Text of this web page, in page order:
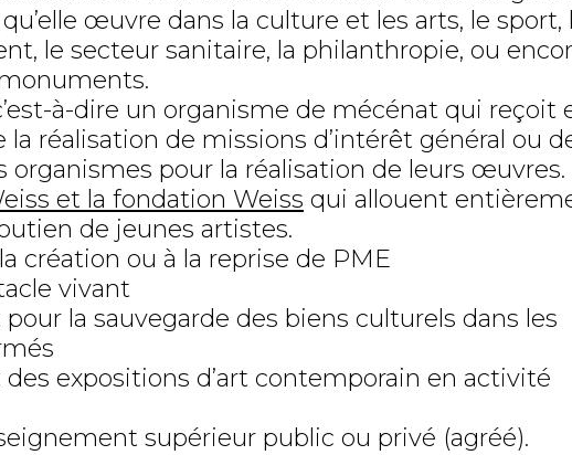
qu’elle œuvre dans la culture et les arts, le sport,
le secteur sanitaire, la philanthropie, ou
à-dire un organisme de mécénat qui reçoit
la réalisation de missions d’intérêt général ou
organismes pour la réalisation de leurs œuvres.
et la fondation Weiss qui allouent
de jeunes artistes.
création ou à la reprise de PME
vivant
la sauvegarde des biens culturels dans les
expositions d’art contemporain en activité
supérieur public ou privé (agréé).